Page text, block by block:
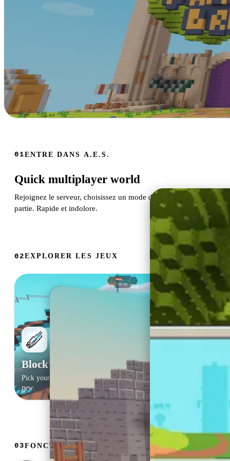
Mini-jeux divertissants sur Luanti. Rejoignez le
JOUER
01ENTRE DANS A.E.S.
Quick multiplayer world
Rejoignez le serveur, choisissez un mode de jeu, et faites une
partie. Rapide et indolore.
02EXPLORER LES JEUX
Block League
Pick your weapons and abilities, join the match, and score with
pew.
03FONCTIONNALITÉS